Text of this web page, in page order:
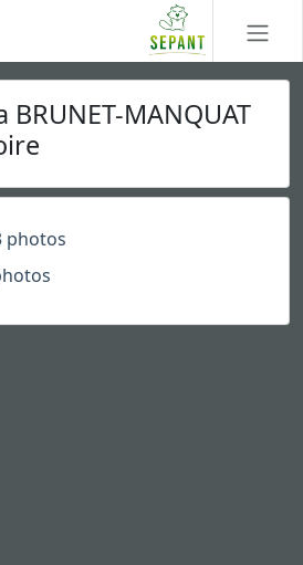
BRUNET-MANQUAT
photos